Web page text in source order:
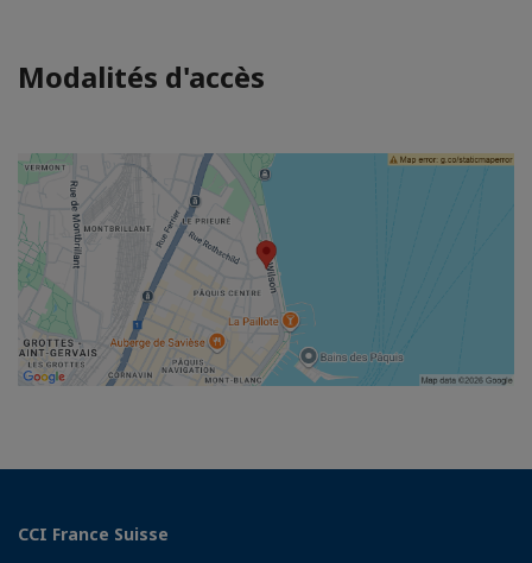
Modalités d'accès
CCI France Suisse